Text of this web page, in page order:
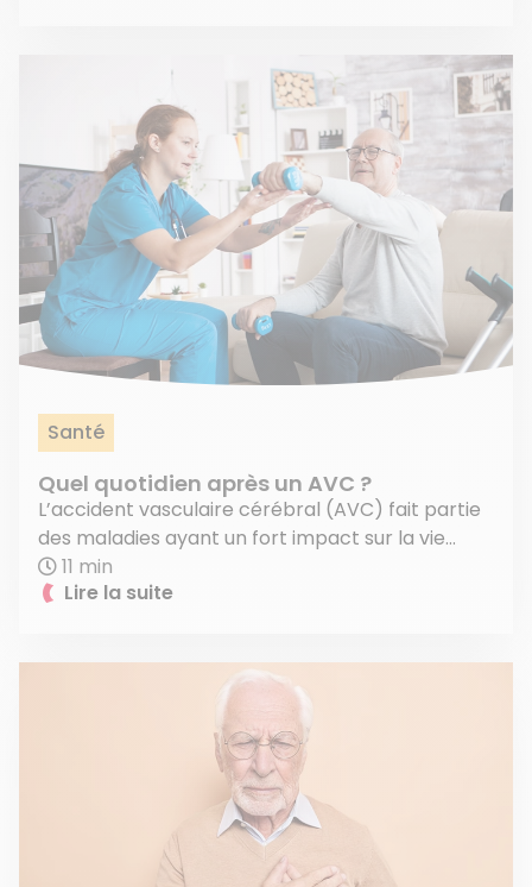
Santé
Quel quotidien après un AVC ?
L’accident vasculaire cérébral (AVC) fait partie
des maladies ayant un fort impact sur la vie...
11 min
Lire la suite